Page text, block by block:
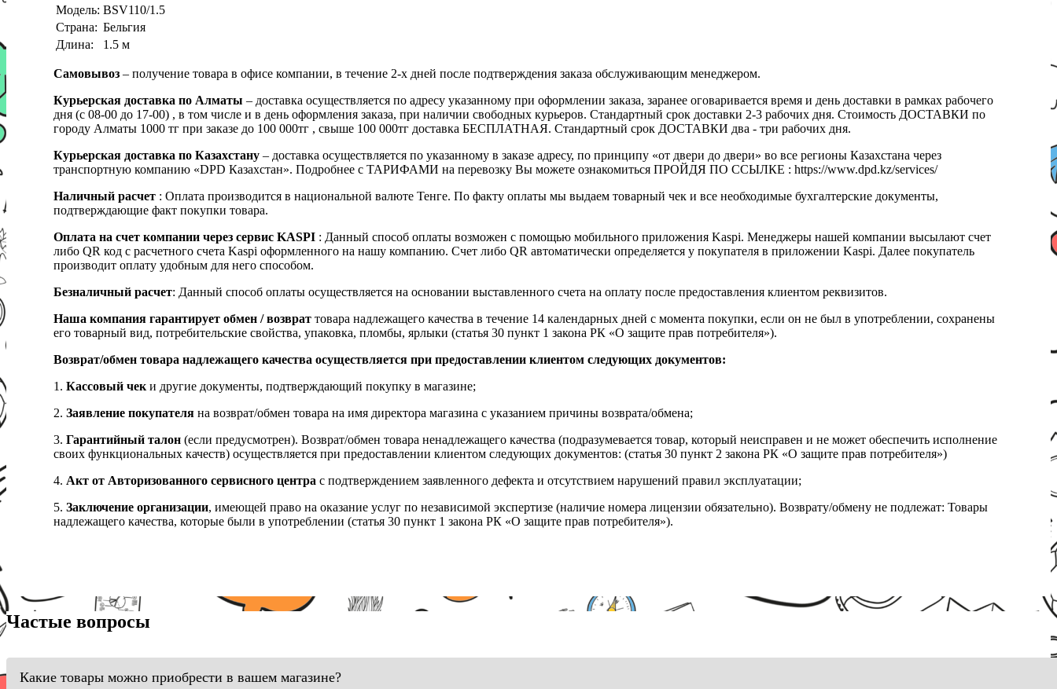
Модель: BSV110/1.5
Страна: Бельгия
Длина:
1.5 м
Самовывоз – получение товара в офисе компании, в течение 2-х дней после подтверждения заказа обслуживающим менеджером.
Курьерская доставка по Алматы – доставка осуществляется по адресу указанному при оформлении заказа, заранее оговаривается время и день доставки в рамках рабочего
дня (с 08-00 до 17-00) , в том числе и в день оформления заказа, при наличии свободных курьеров. Стандартный срок доставки 2-3 рабочих дня. Стоимость ДОСТАВКИ по
городу Алматы 1000 тг при заказе до 100 000тг , свыше 100 000тг доставка БЕСПЛАТНАЯ. Стандартный срок ДОСТАВКИ два - три рабочих дня.
Курьерская доставка по Казахстану – доставка осуществляется по указанному в заказе адресу, по принципу «от двери до двери» во все регионы Казахстана через
транспортную компанию «DPD Казахстан». Подробнее с ТАРИФАМИ на перевозку Вы можете ознакомиться ПРОЙДЯ ПО ССЫЛКЕ : https://www.dpd.kz/services/
Наличный расчет : Оплата производится в национальной валюте Тенге. По факту оплаты мы выдаем товарный чек и все необходимые бухгалтерские документы,
подтверждающие факт покупки товара.
Оплата на счет компании через сервис KASPI : Данный способ оплаты возможен с помощью мобильного приложения Kaspi. Менеджеры нашей компании высылают счет
либо QR код с расчетного счета Kaspi оформленного на нашу компанию. Счет либо QR автоматически определяется у покупателя в приложении Kaspi. Далее покупатель
производит оплату удобным для него способом.
Безналичный расчет: Данный способ оплаты осуществляется на основании выставленного счета на оплату после предоставления клиентом реквизитов.
Наша компания гарантирует обмен / возврат товара надлежащего качества в течение 14 календарных дней с момента покупки, если он не был в употреблении, сохранены
его товарный вид, потребительские свойства, упаковка, пломбы, ярлыки (статья 30 пункт 1 закона РК «О защите прав потребителя»).
Возврат/обмен товара надлежащего качества осуществляется при предоставлении клиентом следующих документов:
1. Кассовый чек и другие документы, подтверждающий покупку в магазине;
2. Заявление покупателя на возврат/обмен товара на имя директора магазина с указанием причины возврата/обмена;
3. Гарантийный талон (если предусмотрен). Возврат/обмен товара ненадлежащего качества (подразумевается товар, который неисправен и не может обеспечить исполнение
своих функциональных качеств) осуществляется при предоставлении клиентом следующих документов: (статья 30 пункт 2 закона РК «О защите прав потребителя»)
4. Акт от Авторизованного сервисного центра с подтверждением заявленного дефекта и отсутствием нарушений правил эксплуатации;
5. Заключение организации, имеющей право на оказание услуг по независимой экспертизе (наличие номера лицензии обязательно). Возврату/обмену не подлежат: Товары
надлежащего качества, которые были в употреблении (статья 30 пункт 1 закона РК «О защите прав потребителя»).
Частые вопросы
Какие товары можно приобрести в вашем магазине?